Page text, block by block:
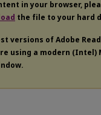
in your browser,
the file to your hard
versions of Adobe
using a modern